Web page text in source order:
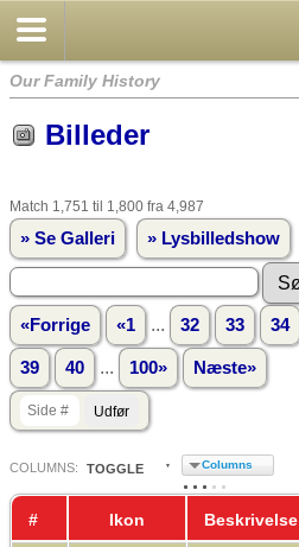
Our Family History
Billeder
Match 1,751 til 1,800 fra 4,987
» Se Galleri » Lysbilledshow
«Forrige «1 ... 32 33 34
39 40 ... 100» Næste»
COLUMNS: TOGGLE Columns
# Ikon Beskrivelse